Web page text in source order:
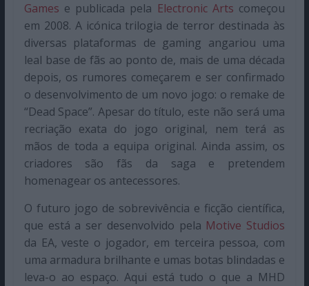
Games e publicada pela Electronic Arts começou
em 2008. A icónica trilogia de terror destinada às
diversas plataformas de gaming angariou uma
leal base de fãs ao ponto de, mais de uma década
depois, os rumores começarem e ser confirmado
o desenvolvimento de um novo jogo: o remake de
“Dead Space”. Apesar do título, este não será uma
recriação exata do jogo original, nem terá as
mãos de toda a equipa original. Ainda assim, os
criadores são fãs da saga e pretendem
homenagear os antecessores.
O futuro jogo de sobrevivência e ficção científica,
que está a ser desenvolvido pela Motive Studios
da EA, veste o jogador, em terceira pessoa, com
uma armadura brilhante e umas botas blindadas e
leva-o ao espaço. Aqui está tudo o que a MHD